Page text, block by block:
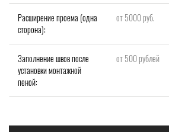
Расширение проема (одна
сторона):
от 5000 руб.
Заполнение швов после
установки монтажной
пеной:
от 500 рублей